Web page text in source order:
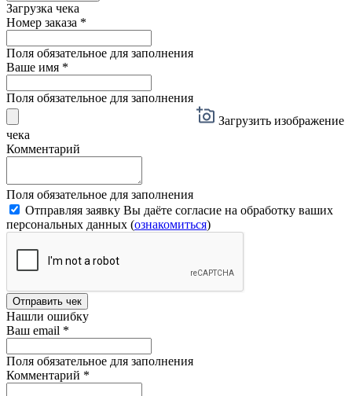
Загрузка чека
Номер заказа *
Поля обязательное для заполнения
Ваше имя *
Поля обязательное для заполнения
Загрузить изображение
чека
Комментарий
Поля обязательное для заполнения
Отправляя заявку Вы даёте согласие на обработку ваших
персональных данных (ознакомиться)
Отправить чек
Нашли ошибку
Ваш email *
Поля обязательное для заполнения
Комментарий *